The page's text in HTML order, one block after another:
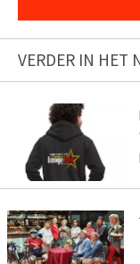
VERDER IN HET